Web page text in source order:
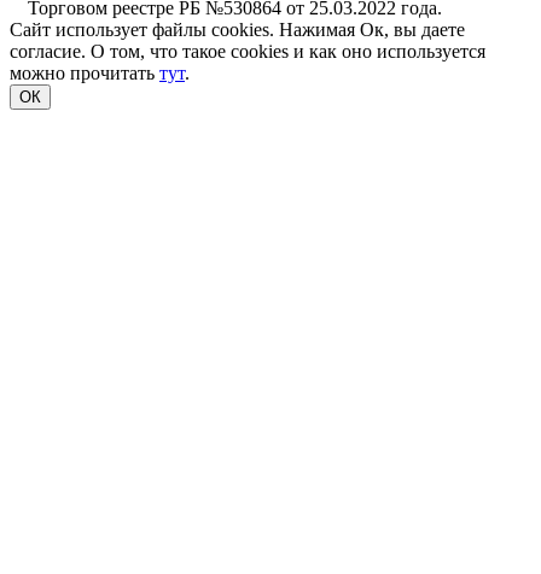
Торговом реестре РБ №530864 от 25.03.2022 года.
Сайт использует файлы cookies. Нажимая Ок, вы даете
согласие. О том, что такое cookies и как оно используется
можно прочитать тут.
ОК